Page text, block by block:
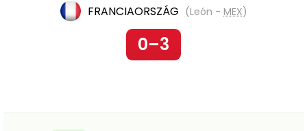
FRANCIAORSZÁG (León - MEX)
0–3